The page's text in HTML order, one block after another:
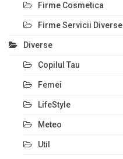
Firme Cosmetica
Firme Servicii Diverse
Diverse
Copilul Tau
Femei
LifeStyle
Meteo
Util